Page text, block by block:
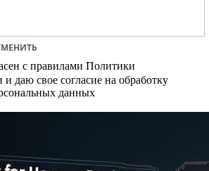
с правилами Политики
даю свое согласие на обработку
данных